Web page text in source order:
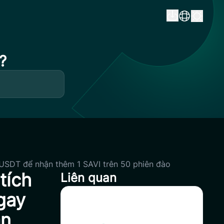
để nhận thêm 1 SAVI trên 50 phiên đào
Liên quan